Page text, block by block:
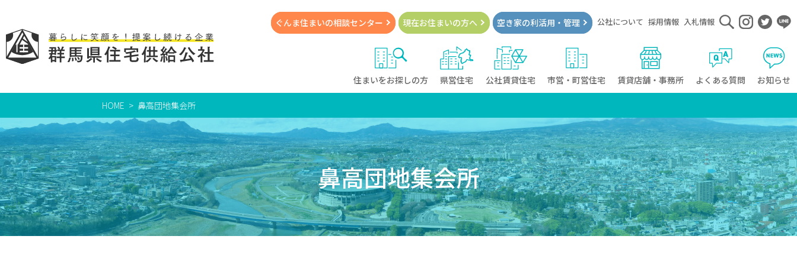
住まいをお探しの方 県営住宅 公社賃貸住宅 市営・町営住宅 賃貸店舗・事務所 よくある質問 お知らせ
ぐんま住まいの相談センター 現在お住まいの方へ 空き家の利活用・管理 公社について 採用情報 入札情報
HOME 鼻高団地集会所
鼻高団地集会所